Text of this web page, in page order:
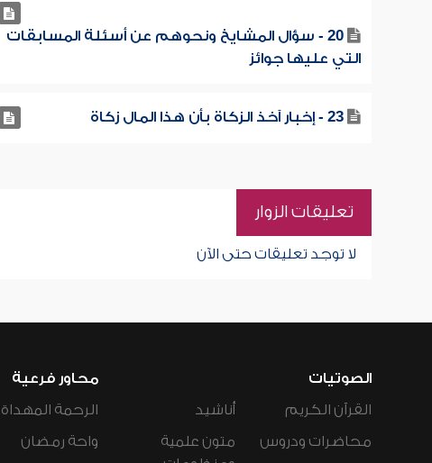
20 - سؤال المشايخ ونحوهم عن أسئلة المسابقات
التي عليها جوائز
23 - إخبار آخذ الزكاة بأن هذا المال زكاة
تعليقات الزوار
لا توجد تعليقات حتى الآن
الصوتيات
القرآن الكريم
محاضرات ودروس
أناشيد
متون علمية
محاور فرعية
الرحمة المهداة
واحة رمضان